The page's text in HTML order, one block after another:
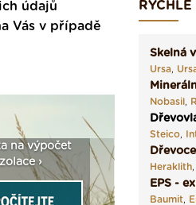
údajů
Vás v případě
na výpočet
›
Seriál: Fasády
vše podstatné v
Skelná
Ursa,
Nobasil,
Steico,
Heraklith,
EPS -
Baumit,